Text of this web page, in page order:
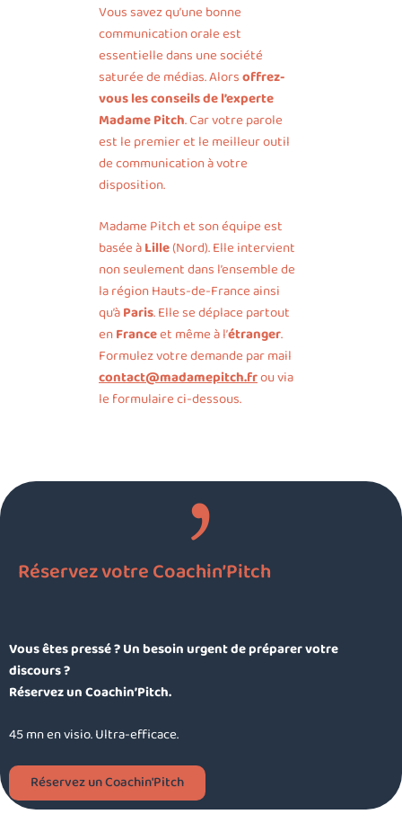
Vous savez qu’une bonne
communication orale est
essentielle dans une société
saturée de médias. Alorsoffrez-
vous les conseils de l’experte
Madame Pitch. Car votre parole
est le premier et le meilleur outil
de communication à votre
disposition.
Madame Pitch et son équipe est
basée àLille(Nord). Elle intervient
non seulement dans l’ensemble de
la région Hauts-de-France ainsi
qu’àParis. Elle se déplace partout
enFranceet même à l’étranger.
Formulez votre demande par mail
contact@madamepitch.frou via
le formulaire ci-dessous.
Réservez votre Coachin’Pitch
Vous êtes pressé ? Un besoin urgent de préparer votre
discours ?
Réservez un Coachin’Pitch.
45 mn en visio. Ultra-efficace.
Réservez un Coachin'Pitch